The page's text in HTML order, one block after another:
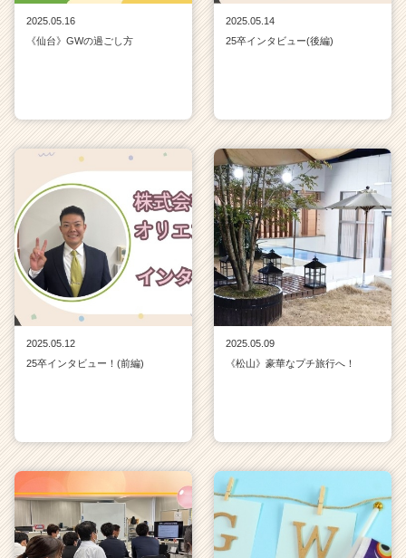
2025.05.16
《仙台》GWの過ごし方
2025.05.14
25卒インタビュー(後編)
2025.05.12
25卒インタビュー！(前編)
2025.05.09
《松山》豪華なプチ旅行へ！